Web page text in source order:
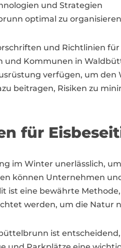
und Strategien
optimal zu
und Richtlinien
Kommunen in
verfügen, um
beitragen, Risiken zu
für
im Winter unerlässlich,
können Unternehmen
ist eine bewährte
werden, um die Natur
ist